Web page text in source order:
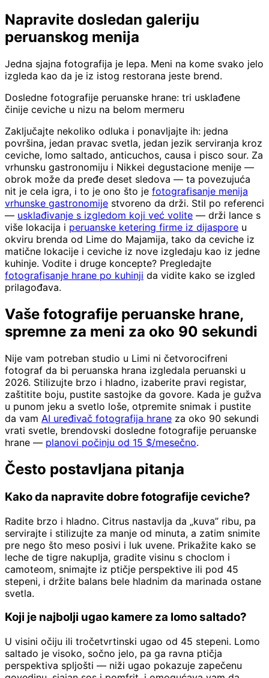
Napravite dosledan galeriju
peruanskog menija
Jedna sjajna fotografija je lepa. Meni na kome svako jelo
izgleda kao da je iz istog restorana jeste brend.
Dosledne fotografije peruanske hrane: tri usklađene
činije ceviche u nizu na belom mermeru
Zaključajte nekoliko odluka i ponavljajte ih: jedna
površina, jedan pravac svetla, jedan jezik serviranja kroz
ceviche, lomo saltado, anticuchos, causa i pisco sour. Za
vrhunsku gastronomiju i Nikkei degustacione menije —
obrok može da pređe deset sledova — ta povezujuća
nit je cela igra, i to je ono što je fotografisanje menija
vrhunske gastronomije stvoreno da drži. Stil po referenci
— usklađivanje s izgledom koji već volite — drži lance s
više lokacija i peruanske ketering firme iz dijaspore u
okviru brenda od Lime do Majamija, tako da ceviche iz
matične lokacije i ceviche iz nove izgledaju kao iz jedne
kuhinje. Vodite i druge koncepte? Pregledajte
fotografisanje hrane po kuhinji da vidite kako se izgled
prilagođava.
Vaše fotografije peruanske hrane,
spremne za meni za oko 90 sekundi
Nije vam potreban studio u Limi ni četvorocifreni
fotograf da bi peruanska hrana izgledala peruanski u
2026. Stilizujte brzo i hladno, izaberite pravi registar,
zaštitite boju, pustite sastojke da govore. Kada je gužva
u punom jeku a svetlo loše, otpremite snimak i pustite
da vam AI uređivač fotografija hrane za oko 90 sekundi
vrati svetle, brendovski dosledne fotografije peruanske
hrane — planovi počinju od 15 $/mesečno.
Često postavljana pitanja
Kako da napravite dobre fotografije ceviche?
Radite brzo i hladno. Citrus nastavlja da „kuva” ribu, pa
servirajte i stilizujte za manje od minuta, a zatim snimite
pre nego što meso posivi i luk uvene. Prikažite kako se
leche de tigre nakuplja, gradite visinu s choclom i
camoteom, snimajte iz ptičje perspektive ili pod 45
stepeni, i držite balans bele hladnim da marinada ostane
svetla.
Koji je najbolji ugao kamere za lomo saltado?
U visini očiju ili tročetvrtinski ugao od 45 stepeni. Lomo
saltado je visoko, sočno jelo, pa ga ravna ptičja
perspektiva spljošti — niži ugao pokazuje zapečenu